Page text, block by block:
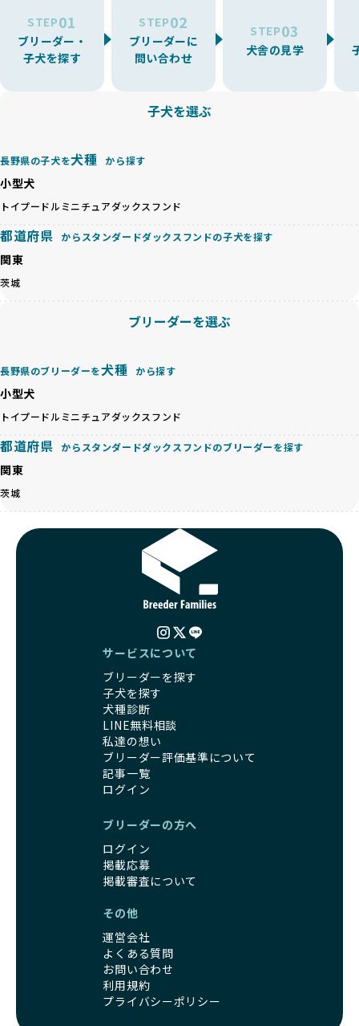
BreederFamiliesでは、アニマルウェルフェアを最優先に考
えた6つの絶対基準と12の総合基準を設定しています。これに
ことを徹底しています。
BreederFamiliesでは、以下の6項目を必須条件とし、これら
基づいた責任あるブリーディングを確保しています。
さらに、健康管理、社会性の育成、遺伝子検査、食事や運動
の質など、ワンちゃんの心身に配慮した飼育環境が整ってい
るかを評価する12項目の総合基準を設けています。これによ
り、より高い基準をクリアしたブリーダーだけを厳選してい
ます。
その結果、合格率10%未満という厳しい基準をクリアした優
良ブリーダーのみが登録されています。
のみを厳選しています。これにより、ユーザーの皆さんに安
「BreederFamilesのワンちゃんに優しい18の評価基準」は
こちら
BreederFamiliesでは、すべてのブリーダーを書類審査、直
このプロセスにより、育成環境や健康管理だけでなく、ブリ
ーダー自身の理念や姿勢までも丁寧に確認しています。
さらに、こうした評価結果は透明性を持って公開されている
ため、どのブリーダーを選んでも安心して子犬をお迎えいた
だけます。
徹底した透明性こそが、BreederFamiliesの大きな特徴で
す。
BreederFamiliesは、ペット業界が抱える命の大量生産・大
量販売、負担の大きい流通構造、劣悪な飼育環境といった課
を促進することで、無駄な命の消費を減らし、命を大切にす
る社会の実現を目指しています。
人へ寄付しています。多くのペット販売業者が、動物福祉へ
の取り組みが不十分であることを理由に寄付を断られる中、
BreederFamiliesはその姿勢が評価され、寄付が実現してい
ます。この活動により、保護が必要なワンちゃんの救済や保
護活動の支援にも貢献しています。
BreederFamiliesのこうした取り組みは、目の前の子犬だけ
でなく、すべてのワンちゃんに優しい未来を創るための大き
な一歩です。ユーザーの皆さんがBreederFamiliesを通じて
子犬をお迎えすることで、こうした社会貢献活動を間接的に
支えることができます。
BreederFamiliesに登録されているブリーダーは、子犬が心
身ともに健康に育つための環境づくりに全力を注いでいま
遺伝的なリスクを最小限に抑えた繁殖計画、栄養バランスが
考えられた食事、子犬がのびのびと動ける適度な運動環境、
さらに獣医師と連携した健康管理まで徹底しています。
その結果、BreederFamiliesを通じてお迎えする子犬は、元
気で健康なスタートを切れることが大きな魅力です。
子犬の社会性は、家庭でのしつけをスムーズにする重要なポ
イントです。BreederFamiliesのブリーダーは、母犬や兄弟
たりストレスを抱えたりするリスクが高まります。
「少数の犬種に集中」の詳細はこちら
すが、無計画な交配には健康リスクが伴います。異なる犬種
の特徴を持つことで予測しにくい健康問題が発生する可能性
が高く、診断や治療も複雑化する場合があります。また、ミ
待する理想と現実が大きく異なることも少なくありません。
健康と性格を次世代に引き継ぐために、ミックス犬の繁殖を
避けます。無計画な交配がもたらすリスクを理解し、飼い主
殖を徹底しているのです。
一方、営利優先ブリーダーは流行や需要に応じて安易にミッ
が多く見受けられます。場合によっては、チワワ×ハスキー
「ミックス犬を繁殖しない」の詳細はこちら
ゃんが長時間の輸送を強いられたり、狭いケージに閉じ込め
られるなど、心身に大きな負担がかかります。このような環
境は、ストレスや感染リスクを増大させるだけでなく、ワン
ちゃんの社会性や基本的なしつけにも悪影響を与える可能性
があります。
ペットショップやオークションを介さずに直接飼い主に渡す
ことを大切にしています。また、彼らはお迎え先を自身で確
認し、ワンちゃんが安心して暮らせる環境を整えるために直
接の引き渡しを基本とします。
一方で、営利優先ブリーダーは、広範囲に販売するためにペ
ットショップやオークションを活用し、子犬の心身への影響
「ペットショップ等を使わない」の詳細はこちら
近年、「小さくて可愛い」「珍しい毛色」という見た目の特
徴が人気を集め、高値で取引されることが多くなっていま
す。しかし、こうした特徴には健康リスクが伴う場合が少な
くありません。極小サイズは骨や心臓に負担がかかりやす
く、レアカラーには遺伝疾患のリスクが高まることがありま
営利優先ブリーダーは、このような流行や需要に応じて無理
な繁殖を行いがちです。小柄な母犬を繁殖に多用して体に負
担をかけたり、子犬を小さく見せるために食事を減らすな
ど、健康を犠牲にした管理がされることもあります。このよ
うな方法では、ワンちゃんの免疫力や体力が低下し、飼い主
優良ブリーダーは、こうした流行に流されず、ワンちゃんの
健康を最優先に考えています。特に小さいワンちゃんやレア
カラーの子犬を販売する場合は、健康リスクを十分に理解
事管理もしっかり行い、成長に必要な栄養を確保するなど、
ワンちゃんの健康を第一にした繁殖を心がけています。
「見た目以上に健康重視」の詳細はこちら
引退犬とは、繁殖期を終えたワンちゃんたちのことを指しま
優良ブリーダーは、引退犬も家族の一員として、彼らの幸せ
STEP01
ブリーダー・
子犬を探す
STEP02
ブリーダーに
問い合わせ
STEP03
犬舎の見学
子犬を選ぶ
長野県の子犬を犬種 から探す
小型犬
トイプードル ミニチュアダックスフンド
都道府県 からスタンダードダックスフンドの子犬を探す
関東
茨城
ブリーダーを選ぶ
長野県のブリーダーを犬種 から探す
小型犬
トイプードル ミニチュアダックスフンド
都道府県 からスタンダードダックスフンドのブリーダーを探す
関東
茨城
サービスについて
ブリーダーを探す
子犬を探す
犬種診断
LINE無料相談
私達の想い
ブリーダー評価基準について
記事一覧
ログイン
ブリーダーの方へ
ログイン
掲載応募
掲載審査について
その他
運営会社
よくある質問
お問い合わせ
利用規約
プライバシーポリシー